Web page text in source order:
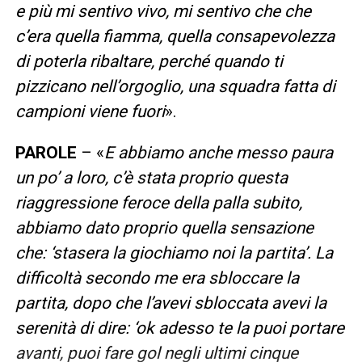
e più mi sentivo vivo, mi sentivo che che
c’era quella fiamma, quella consapevolezza
di poterla ribaltare, perché quando ti
pizzicano nell’orgoglio, una squadra fatta di
campioni viene fuori».
PAROLE – «E abbiamo anche messo paura
un po’ a loro, c’è stata proprio questa
riaggressione feroce della palla subito,
abbiamo dato proprio quella sensazione
che: ‘stasera la giochiamo noi la partita’. La
difficoltà secondo me era sbloccare la
partita, dopo che l’avevi sbloccata avevi la
serenità di dire: ‘ok adesso te la puoi portare
avanti, puoi fare gol negli ultimi cinque